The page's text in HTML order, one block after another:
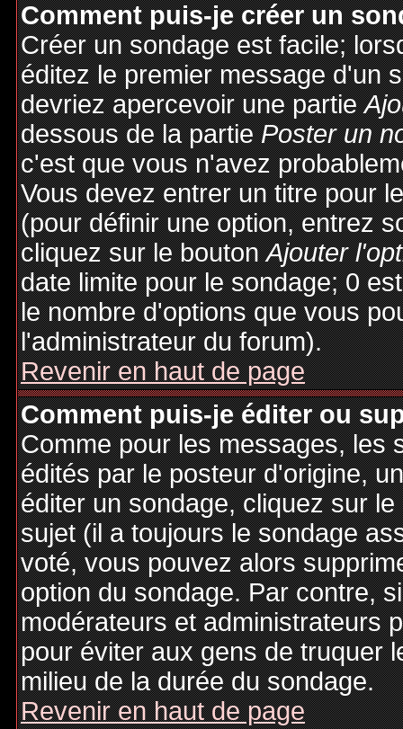
Comment puis-je créer un
Créer un sondage est facile;
éditez le premier message d'un
devriez apercevoir une partie
dessous de la partiePoster un
c'est que vous n'avez
Vous devez entrer un titre pour
(pour définir une option, entrez
cliquez sur le boutonAjouter
date limite pour le sondage; 0
le nombre d'options que vous
l'administrateur du forum).
Revenir en haut de page
Comment puis-je éditer ou
Comme pour les messages, les
édités par le posteur d'origine,
éditer un sondage, cliquez sur
sujet (il a toujours le sondage
voté, vous pouvez alors
option du sondage. Par contre,
modérateurs et administrateurs
pour éviter aux gens de truquer
milieu de la durée du sondage.
Revenir en haut de page